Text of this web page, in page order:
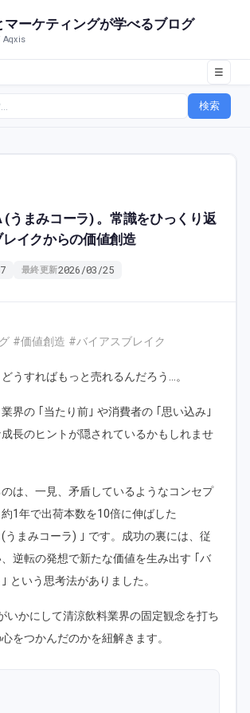
マーケティングが学べるブログ
Aqxis
☰
検索
(うまみコーラ) 。常識をひっくり返
イクからの価値創造
最終更新2026/03/25
#価値創造 #バイアスブレイク
うすればもっと売れるんだろう…。
界の ｢当たり前｣ や消費者の ｢思い込み｣
長のヒントが隠されているかもしれませ
は、一見、矛盾しているようなコンセプ
約1年で出荷本数を10倍に伸ばした
(うまみコーラ) ｣ です。成功の裏には、従
逆転の発想で新たな価値を生み出す ｢バ
という思考法がありました。
いかにして清涼飲料業界の固定観念を打ち
をつかんだのかを紐解きます。